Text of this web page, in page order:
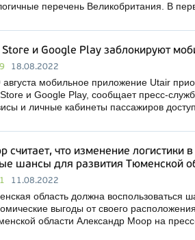
перечень Великобритания. В
Store и Google Play заблокируют
18.08.2022
мобильное приложение Utair
и Google Play, сообщает пресс-
и личные кабинеты пассажиров
считает, что изменение логистики
шансы для развития Тюменской
11.08.2022
область должна воспользоваться
выгоды от своего
области Александр Моор на